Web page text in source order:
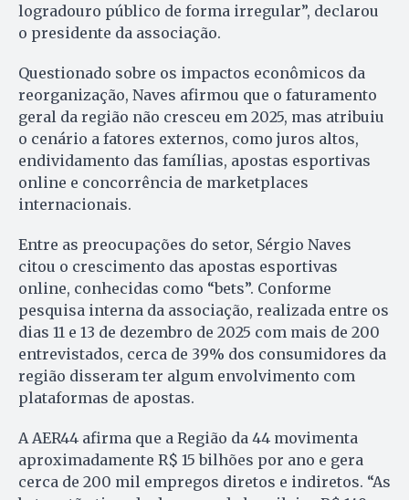
logradouro público de forma irregular”, declarou
o presidente da associação.
Questionado sobre os impactos econômicos da
reorganização, Naves afirmou que o faturamento
geral da região não cresceu em 2025, mas atribuiu
o cenário a fatores externos, como juros altos,
endividamento das famílias, apostas esportivas
online e concorrência de marketplaces
internacionais.
Entre as preocupações do setor, Sérgio Naves
citou o crescimento das apostas esportivas
online, conhecidas como “bets”. Conforme
pesquisa interna da associação, realizada entre os
dias 11 e 13 de dezembro de 2025 com mais de 200
entrevistados, cerca de 39% dos consumidores da
região disseram ter algum envolvimento com
plataformas de apostas.
A AER44 afirma que a Região da 44 movimenta
aproximadamente R$ 15 bilhões por ano e gera
cerca de 200 mil empregos diretos e indiretos. “As